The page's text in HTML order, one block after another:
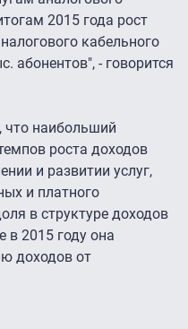
2015 года рост
кабельного
абонентов", - говорится
что наибольший
роста доходов
и развитии услуг,
и платного
в структуре доходов
в 2015 году она
доходов от